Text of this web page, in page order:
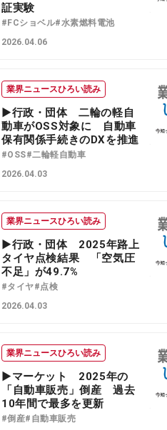
証実験
#FCショベル#水素燃料電池
2026.04.06
業界ニュースひろい読み
▶行政・団体 二輪の軽自
動車がOSS対象に 自動車
保有関係手続きのDXを推進
#OSS#二輪軽自動車
2026.04.03
業界ニュースひろい読み
▶行政・団体 2025年路上
タイヤ点検結果 「空気圧
不足」が49.7%
#タイヤ#点検
2026.04.03
業界ニュースひろい読み
▶マーケット 2025年の
「自動車販売」倒産 過去
10年間で最多を更新
#倒産#自動車販売